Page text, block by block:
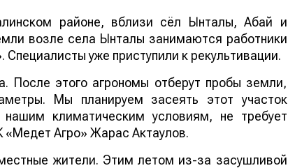
районе, вблизи сёл Ынталы, Абай и
возле села Ынталы занимаются работники
уже приступили к рекультивации.
После этого агрономы отберут пробы земли,
Мы планируем засеять этот участок
климатическим условиям, не требует
«Медет Агро» Жарас Актаулов.
жители. Этим летом из-за засушливой